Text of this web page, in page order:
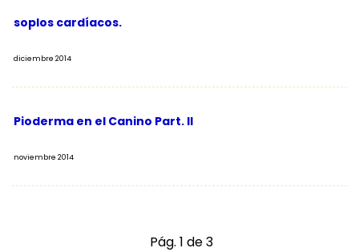
soplos cardíacos.
diciembre 2014
Pioderma en el Canino Part. II
noviembre 2014
Pág. 1 de 3